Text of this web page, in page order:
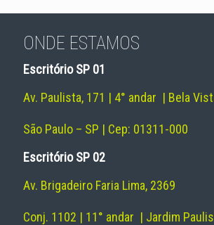
ONDE ESTAMOS
Escritório SP 01
Av. Paulista, 171 | 4° andar | Bela
São Paulo – SP | Cep: 01311-000
Escritório SP 02
Av. Brigadeiro Faria Lima, 2369
Conj. 1102 | 11° andar | Jardim